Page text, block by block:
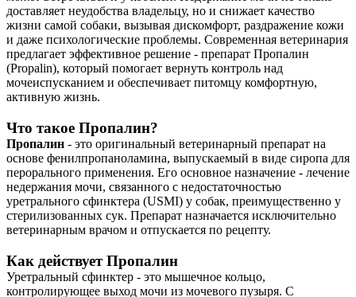
доставляет неудобства владельцу, но и снижает качество
жизни самой собаки, вызывая дискомфорт, раздражение кожи
и даже психологические проблемы. Современная ветеринария
предлагает эффективное решение - препарат Пропалин
(Propalin), который помогает вернуть контроль над
мочеиспусканием и обеспечивает питомцу комфортную,
активную жизнь.
Что такое Пропалин?
Пропалин - это оригинальный ветеринарный препарат на
основе фенилпропаноламина, выпускаемый в виде сиропа для
перорального применения. Его основное назначение - лечение
недержания мочи, связанного с недостаточностью
уретрального сфинктера (USMI) у собак, преимущественно у
стерилизованных сук. Препарат назначается исключительно
ветеринарным врачом и отпускается по рецепту.
Как действует Пропалин
Уретральный сфинктер - это мышечное кольцо,
контролирующее выход мочи из мочевого пузыря. С